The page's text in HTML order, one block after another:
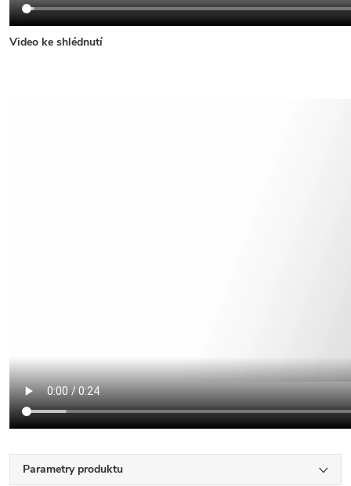
Video ke shlédnutí
Parametry produktu